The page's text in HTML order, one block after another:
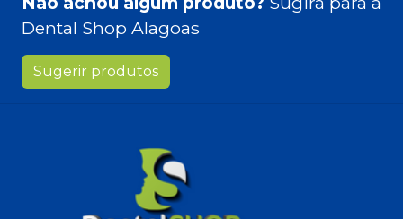
Dental Shop Alagoas
Sugerir produtos